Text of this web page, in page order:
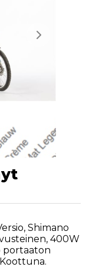
Shimano
400W
portaaton